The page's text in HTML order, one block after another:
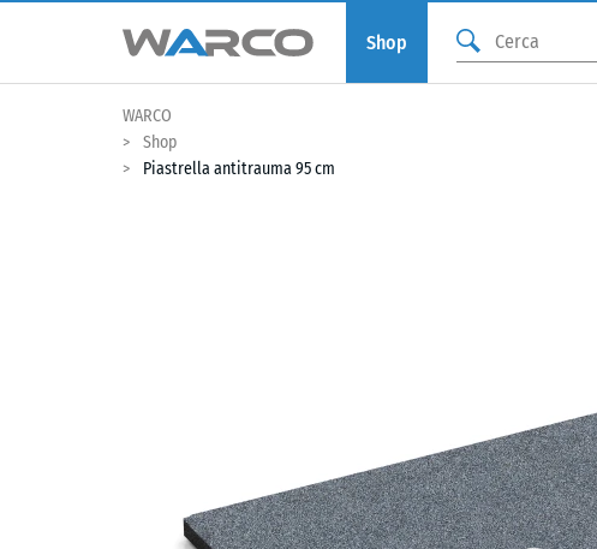
Shop
WARCO
Shop
Piastrella antitrauma 95 cm